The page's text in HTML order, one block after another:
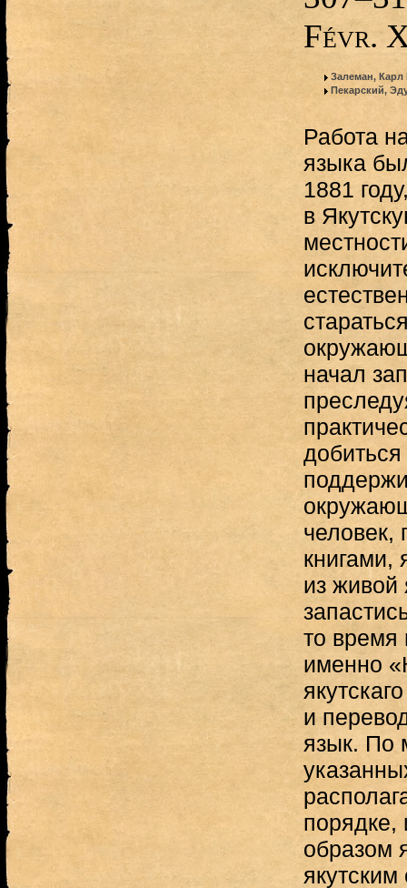
Févr.
Залеман, Карл
Пекарский,
Работа
языка
1881
в
начал
человек,
книгами,
из живой
то время
именно
и
язык. По
порядке,
образом